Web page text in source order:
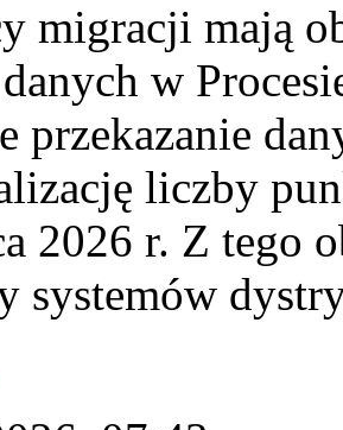
migracji mają
w
przekazanie
liczby
2026 r. Z tego
systemów